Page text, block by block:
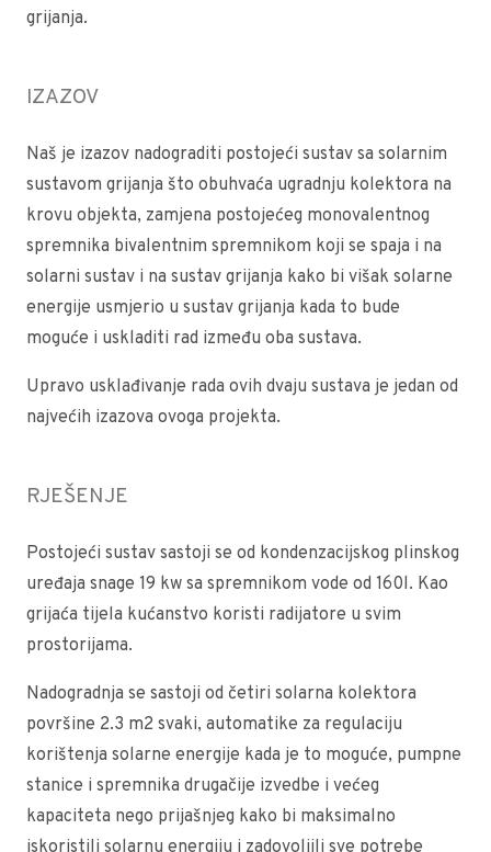
grijanja.
IZAZOV
Naš je izazov nadograditi postojeći sustav sa solarnim
sustavom grijanja što obuhvaća ugradnju kolektora na
krovu objekta, zamjena postojećeg monovalentnog
spremnika bivalentnim spremnikom koji se spaja i na
solarni sustav i na sustav grijanja kako bi višak solarne
energije usmjerio u sustav grijanja kada to bude
moguće i uskladiti rad između oba sustava.
Upravo usklađivanje rada ovih dvaju sustava je jedan od
najvećih izazova ovoga projekta.
RJEŠENJE
Postojeći sustav sastoji se od kondenzacijskog plinskog
uređaja snage 19 kw sa spremnikom vode od 160l. Kao
grijaća tijela kućanstvo koristi radijatore u svim
prostorijama.
Nadogradnja se sastoji od četiri solarna kolektora
površine 2.3 m2 svaki, automatike za regulaciju
korištenja solarne energije kada je to moguće, pumpne
stanice i spremnika drugačije izvedbe i većeg
kapaciteta nego prijašnjeg kako bi maksimalno
iskoristili solarnu energiju i zadovoljili sve potrebe